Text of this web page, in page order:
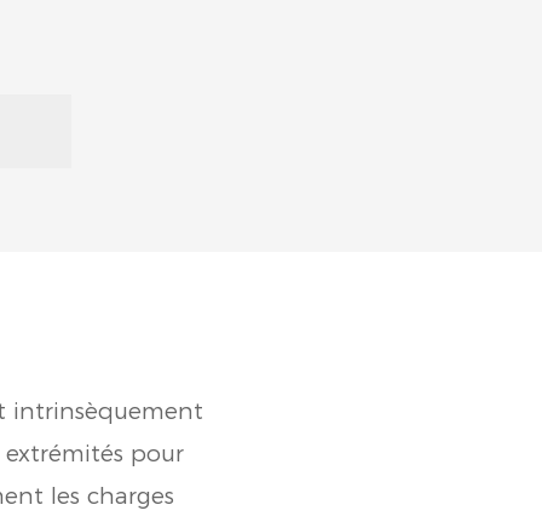
intrinsèquement
extrémités pour
les charges